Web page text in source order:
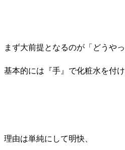
まず大前提となるのが「どうや
基本的には『手 』で化粧水を付
理由は単純にして明快、